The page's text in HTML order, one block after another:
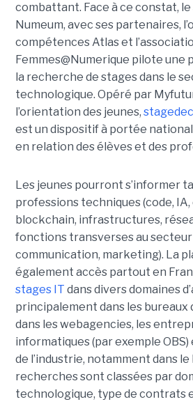
combattant. Face à ce constat,
Numeum, avec ses partenaires,
compétences Atlas et
Femmes@Numerique pilote une
la recherche de stages dans le
technologique. Opéré par
l’orientation des jeunes,
est un dispositif à portée
en relation des élèves et des
Les jeunes pourront s’informer
professions techniques (code,
blockchain, infrastructures,
fonctions transverses au
communication, marketing). La
également accès partout en
stages IT dans divers domaines
principalement dans les bureaux
dans les webagencies, les
informatiques (par exemple OBS)
de l’industrie, notamment dans
recherches sont classées par
technologique, type de contrats